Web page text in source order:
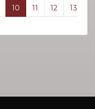
10 11 12 13